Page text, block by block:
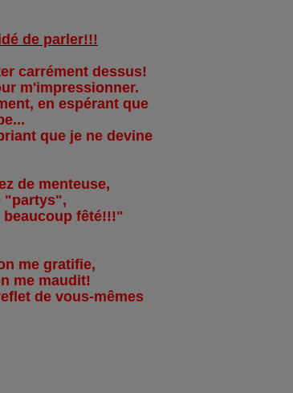
de parler!!!
carrément dessus!
m'impressionner.
en espérant que
que je ne devine
de menteuse,
"partys",
fêté!!!"
me gratifie,
me maudit!
de vous-mêmes